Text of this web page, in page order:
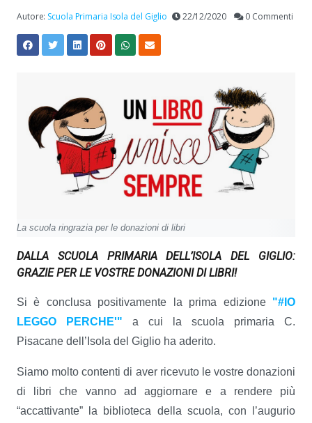
Autore: Scuola Primaria Isola del Giglio 22/12/2020 0 Commenti
La scuola ringrazia per le donazioni di libri
DALLA SCUOLA PRIMARIA DELL’ISOLA DEL GIGLIO:
GRAZIE PER LE VOSTRE DONAZIONI DI LIBRI!
Si è conclusa positivamente la prima edizione "#IO
LEGGO PERCHE'" a cui la scuola primaria C.
Pisacane dell’Isola del Giglio ha aderito.
Siamo molto contenti di aver ricevuto le vostre donazioni
di libri che vanno ad aggiornare e a rendere più
“accattivante” la biblioteca della scuola, con l’augurio